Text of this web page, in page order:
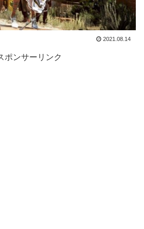
2021.08.14
ポンサーリンク